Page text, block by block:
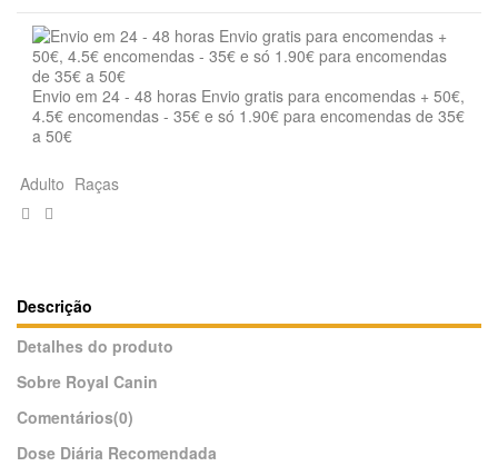
Envio em 24 - 48 horas Envio gratis para encomendas + 50€,
4.5€ encomendas - 35€ e só 1.90€ para encomendas de 35€
a 50€
Adulto Raças
Descrição
Detalhes do produto
Sobre Royal Canin
Comentários(0)
Dose Diária Recomendada